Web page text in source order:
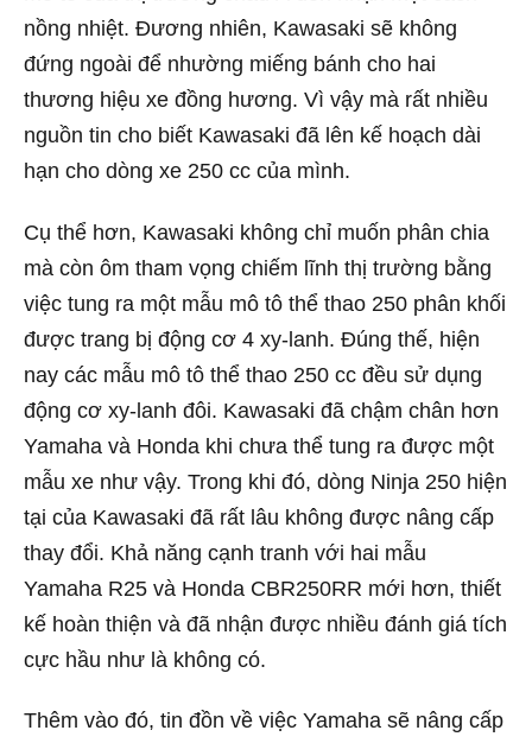
nồng nhiệt. Đương nhiên, Kawasaki sẽ không
đứng ngoài để nhường miếng bánh cho hai
thương hiệu xe đồng hương. Vì vậy mà rất nhiều
nguồn tin cho biết Kawasaki đã lên kế hoạch dài
hạn cho dòng xe 250 cc của mình.
Cụ thể hơn, Kawasaki không chỉ muốn phân chia
mà còn ôm tham vọng chiếm lĩnh thị trường bằng
việc tung ra một mẫu mô tô thể thao 250 phân khối
được trang bị động cơ 4 xy-lanh. Đúng thế, hiện
nay các mẫu mô tô thể thao 250 cc đều sử dụng
động cơ xy-lanh đôi. Kawasaki đã chậm chân hơn
Yamaha và Honda khi chưa thể tung ra được một
mẫu xe như vậy. Trong khi đó, dòng Ninja 250 hiện
tại của Kawasaki đã rất lâu không được nâng cấp
thay đổi. Khả năng cạnh tranh với hai mẫu
Yamaha R25 và Honda CBR250RR mới hơn, thiết
kế hoàn thiện và đã nhận được nhiều đánh giá tích
cực hầu như là không có.
Thêm vào đó, tin đồn về việc Yamaha sẽ nâng cấp